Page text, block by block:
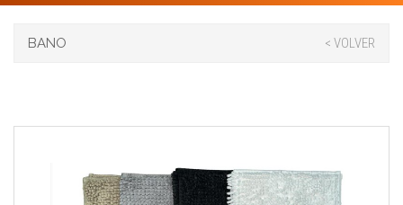
BANO < VOLVER